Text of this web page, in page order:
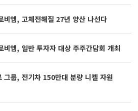
비엠, 고체전해질 27년 양산 나선다
비엠, 일반 투자자 대상 주주간담회 개최
그룹, 전기차 150만대 분량 니켈 자원